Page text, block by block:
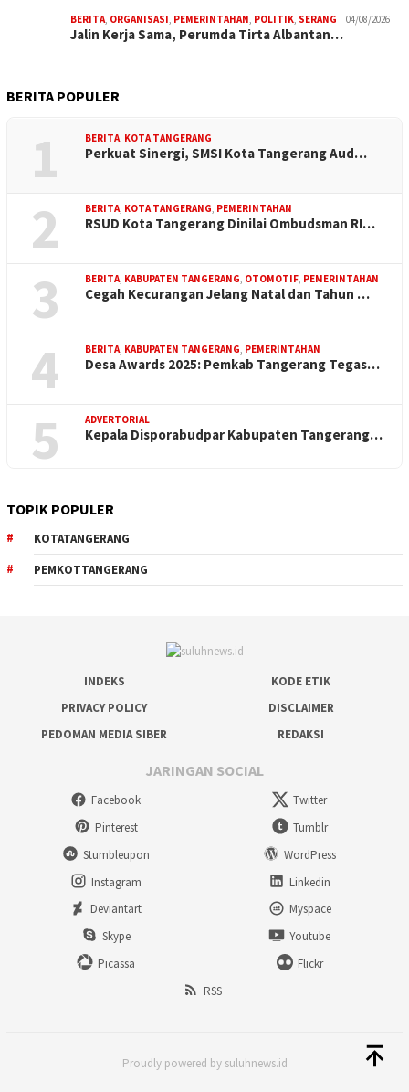
BERITA ORGANISASI PEMERINTAHAN POLITIK SERANG 04/08/2026
Jalin Kerja Sama, Perumda Tirta Albantan…
BERITA POPULER
1 BERITA KOTA TANGERANG
Perkuat Sinergi, SMSI Kota Tangerang Aud…
2 BERITA KOTA TANGERANG PEMERINTAHAN
RSUD Kota Tangerang Dinilai Ombudsman RI…
3 BERITA KABUPATEN TANGERANG OTOMOTIF PEMERINTAHAN
Cegah Kecurangan Jelang Natal dan Tahun …
4 BERITA KABUPATEN TANGERANG PEMERINTAHAN
Desa Awards 2025: Pemkab Tangerang Tegas…
5 ADVERTORIAL
Kepala Disporabudpar Kabupaten Tangerang…
TOPIK POPULER
KOTATANGERANG
PEMKOTTANGERANG
INDEKS
KODE ETIK
PRIVACY POLICY
DISCLAIMER
PEDOMAN MEDIA SIBER
REDAKSI
JARINGAN SOCIAL
Facebook
Twitter
Pinterest
Tumblr
Stumbleupon
WordPress
Instagram
Linkedin
Deviantart
Myspace
Skype
Youtube
Picassa
Flickr
RSS
Proudly powered by suluhnews.id